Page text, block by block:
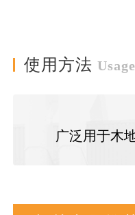
使用方法
广泛用于木